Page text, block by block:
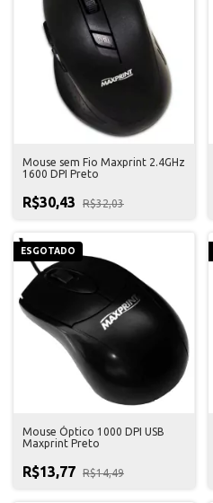
Mouse sem Fio Maxprint 2.4GHz
1600 DPI Preto
R$30,43 R$32,03
ESGOTADO
Mouse Óptico 1000 DPI USB
Maxprint Preto
R$13,77 R$14,49